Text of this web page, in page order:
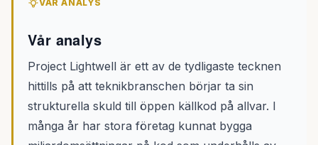
VÅR ANALYS
Vår analys
Project Lightwell är ett av de tydligaste tecknen
hittills på att teknikbranschen börjar ta sin
strukturella skuld till öppen källkod på allvar. I
många år har stora företag kunnat bygga